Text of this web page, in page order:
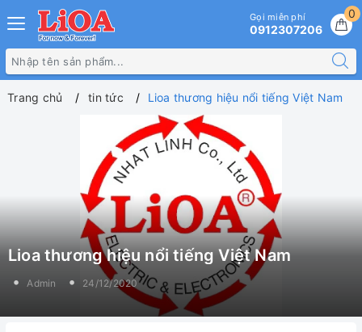
0
Gọi miễn phí
0912307206
Trang chủ tin tức Lioa thương hiệu nổi tiếng Việt Nam
Lioa thương hiệu nổi tiếng Việt Nam
Admin 24/12/2020